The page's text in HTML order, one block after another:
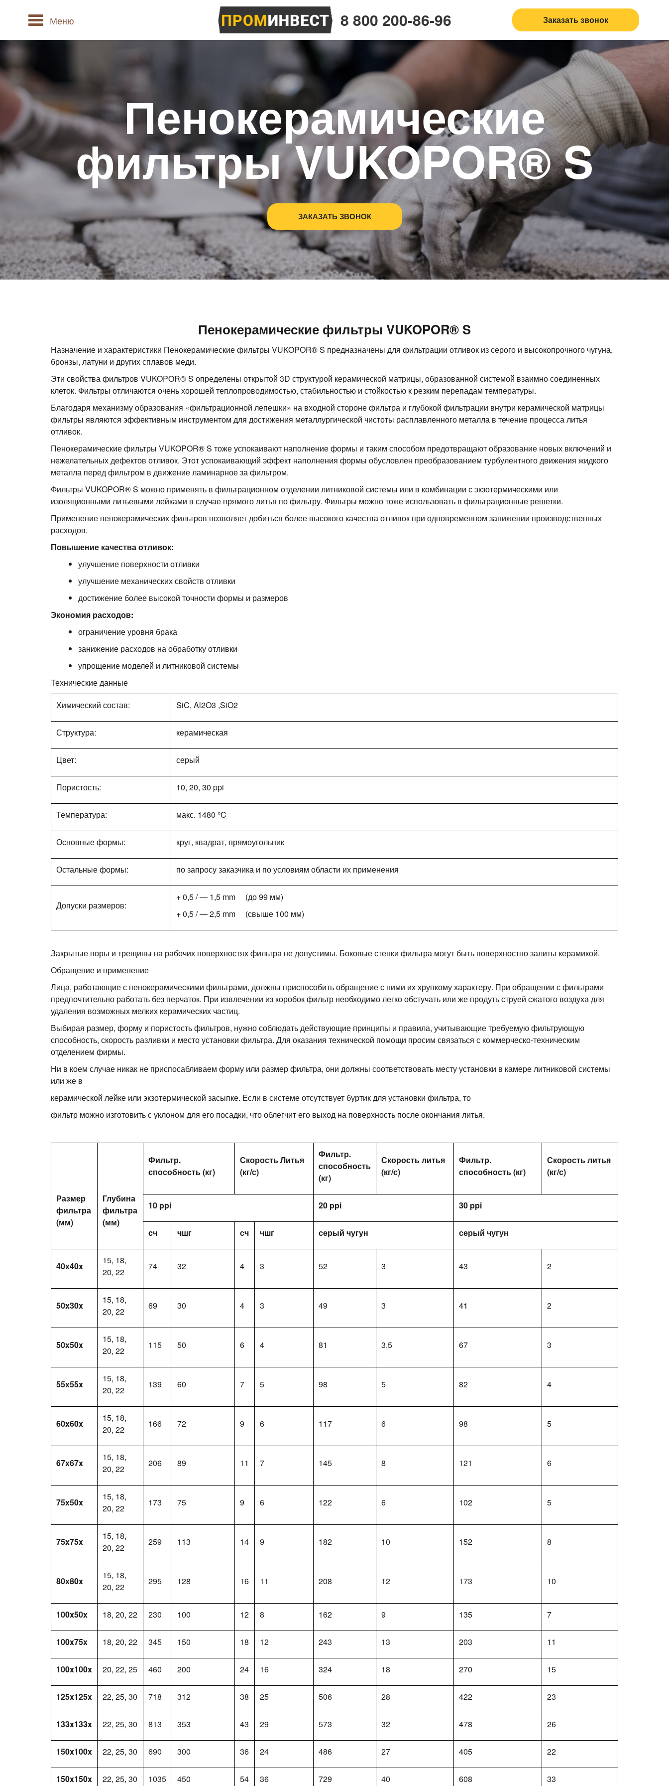
8 800 200-86-96
Меню Заказать звонок
Пенокерамические
фильтры VUKOPOR® S
ЗАКАЗАТЬ ЗВОНОК
Пенокерамические фильтры VUKOPOR® S
Назначение и характеристики Пенокерамические фильтры VUKOPOR® S предназначены для фильтрации отливок из серого и высокопрочного чугуна,
бронзы, латуни и других сплавов меди.
Эти свойства фильтров VUKOPOR® S определены открытой 3D структурой керамической матрицы, образованной системой взаимно соединенных
клеток. Фильтры отличаются очень хорошей теплопроводимостью, стабильностью и стойкостью к резким перепадам температуры.
Благодаря механизму образования «фильтрационной лепешки» на входной стороне фильтра и глубокой фильтрации внутри керамической матрицы
фильтры являются эффективным инструментом для достижения металлургической чистоты расплавленного металла в течение процесса литья
отливок.
Пенокерамические фильтры VUKOPOR® S тоже успокаивают наполнение формы и таким способом предотвращают образование новых включений и
нежелательных дефектов отливок. Этот успокаивающий эффект наполнения формы обусловлен преобразованием турбулентного движения жидкого
металла перед фильтром в движение ламинарное за фильтром.
Фильтры VUKOPOR® S можно применять в фильтрационном отделении литниковой системы или в комбинации с экзотермическими или
изоляционными литьевыми лейками в случае прямого литья по фильтру. Фильтры можно тоже использовать в фильтрационные решетки.
Применение пенокерамических фильтров позволяет добиться более высокого качества отливок при одновременном занижении производственных
расходов.
Повышение качества отливок:
улучшение поверхности отливки
улучшение механических свойств отливки
достижение более высокой точности формы и размеров
Экономия расходов:
ограничение уровня брака
занижение расходов на обработку отливки
упрощение моделей и литниковой системы
Технические данные
Химический состав:
SiC, Al2O3 ,SiO2
Структура: керамическая
Цвет: серый
Пористость: 10, 20, 30 ppi
Температура: макс. 1480 °C
Основные формы: круг, квадрат, прямоугольник
Остальные формы: по запросу заказчика и по условиям области их применения
Допуски размеров:
+ 0,5 / — 1,5 mm (до 99 мм)
+ 0,5 / — 2,5 mm (свыше 100 мм)
Закрытые поры и трещины на рабочих поверхностях фильтра не допустимы. Боковые стенки фильтра могут быть поверхностно залиты керамикой.
Обращение и применение
Лица, работающие с пенокерамическими фильтрами, должны приспособить обращение с ними их хрупкому характеру. При обращении с фильтрами
предпочтительно работать без перчаток. При извлечении из коробок фильтр необходимо легко обстучать или же продуть струей сжатого воздуха для
удаления возможных мелких керамических частиц.
Выбирая размер, форму и пористость фильтров, нужно соблюдать действующие принципы и правила, учитывающие требуемую фильтрующую
способность, скорость разливки и место установки фильтра. Для оказания технической помощи просим связаться с коммерческо-техническим
отделением фирмы.
Ни в коем случае никак не приспосабливаем форму или размер фильтра, они должны соответствовать месту установки в камере литниковой системы
или же в
керамической лейке или экзотермической засыпке. Если в системе отсутствует буртик для установки фильтра, то
фильтр можно изготовить с уклоном для его посадки, что облегчит его выход на поверхность после окончания литья.
Размер
фильтра
(мм)
Глубина
фильтра
(мм)
Фильтр.
способность (кг)
Скорость Литья
(кг/с)
Фильтр.
способность
(кг)
Скорость литья
(кг/с)
Фильтр.
способность (кг)
Скорость литья
(кг/с)
10 ppi 20 ppi 30 ppi
сч чшг сч чшг серый чугун серый чугун
40x40x
15, 18,
20, 22
74 32 4 3 52 3 43 2
50x30x
15, 18,
20, 22
69 30 4 3 49 3 41 2
50x50x
15, 18,
20, 22
115 50 6 4 81 3,5 67 3
55x55x
15, 18,
20, 22
139 60 7 5 98 5 82 4
60x60x
15, 18,
20, 22
166 72 9 6 117 6 98 5
67x67x
15, 18,
20, 22
206 89 11 7 145 8 121 6
75x50x
15, 18,
20, 22
173 75 9 6 122 6 102 5
75x75x
15, 18,
20, 22
259 113 14 9 182 10 152 8
80x80x
15, 18,
20, 22
295 128 16 11 208 12 173 10
100x50x 18, 20, 22 230 100 12 8 162 9 135 7
100x75x 18, 20, 22 345 150 18 12 243 13 203 11
100x100x 20, 22, 25 460 200 24 16 324 18 270 15
125x125x 22, 25, 30 718 312 38 25 506 28 422 23
133x133x 22, 25, 30 813 353 43 29 573 32 478 26
150x100x 22, 25, 30 690 300 36 24 486 27 405 22
150x150x 22, 25, 30 1035 450 54 36 729 40 608 33